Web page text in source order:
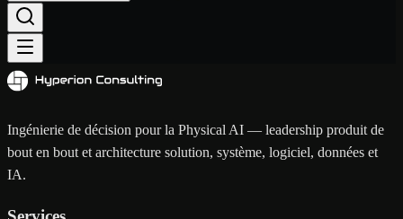
Ingénierie de décision pour la Physical AI — leadership produit de
bout en bout et architecture solution, système, logiciel, données et
IA.